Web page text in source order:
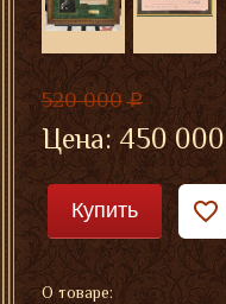
520 000
Цена:450 000
Купить
О товаре: